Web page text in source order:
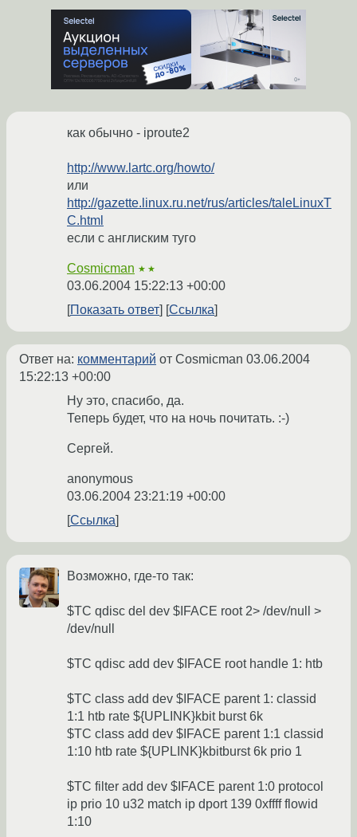
как обычно - iproute2
http://www.lartc.org/howto/
или
http://gazette.linux.ru.net/rus/articles/taleLinuxT
C.html
если с англиским туго
Cosmicman ★★
03.06.2004 15:22:13 +00:00
Показать ответ
Ссылка
Ответ на: комментарий от Cosmicman 03.06.2004
15:22:13 +00:00
Ну это, спасибо, да.
Теперь будет, что на ночь почитать. :-)
Сергей.
anonymous
03.06.2004 23:21:19 +00:00
Ссылка
Возможно, где-то так:
$TC qdisc del dev $IFACE root 2> /dev/null >
/dev/null
$TC qdisc add dev $IFACE root handle 1: htb
$TC class add dev $IFACE parent 1: classid
1:1 htb rate ${UPLINK}kbit burst 6k
$TC class add dev $IFACE parent 1:1 classid
1:10 htb rate ${UPLINK}kbitburst 6k prio 1
$TC filter add dev $IFACE parent 1:0 protocol
ip prio 10 u32 match ip dport 139 0xffff flowid
1:10